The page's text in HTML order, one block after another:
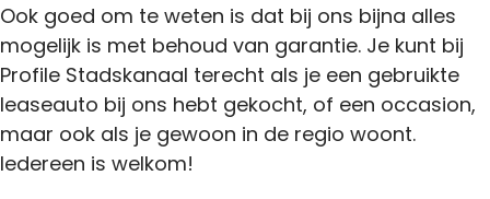
Ook goed om te weten is dat bij ons bijna alles
mogelijk is met behoud van garantie. Je kunt bij
Profile Stadskanaal terecht als je een gebruikte
leaseauto bij ons hebt gekocht, of een occasion,
maar ook als je gewoon in de regio woont.
Iedereen is welkom!